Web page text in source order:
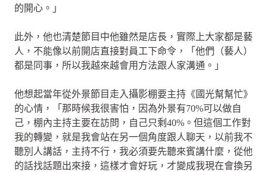
的開心。」
此外，他也清楚節目中他雖然是店長，實際上大家都是藝
人，不能像以前開店直接對員工下命令，「他們（藝人）
都是同事，所以我越來越會用方法跟人家溝通。」
他想起當年從外景節目走入攝影棚要主持《國光幫幫忙》
的心情，「那時候我很害怕，因為外景有70%可以做自
己，棚內主持主要在訪問，自己只剩40%。但這個工作對
我的轉變，就是我會站在另一個角度跟人聊天，以前我不
聽別人講話，主持不行，我必須要先聽來賓講什麼，從他
的話找話題出來接，這樣才會好玩，才變成我現在會換另